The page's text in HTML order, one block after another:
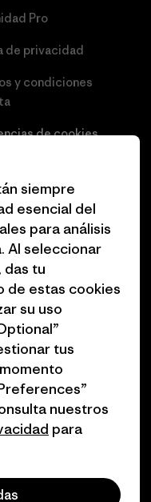
Pro
de privacidad
y condiciones
de cookies
para profesionales
de afiliados
sitio Patagonia
reservados.
siempre
esencial del
para análisis
Al seleccionar
das tu
de estas cookies
su uso
tus
nuestros
para